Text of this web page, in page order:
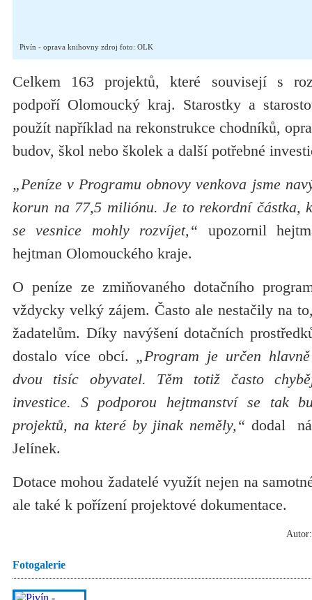
Pivín - oprava knihovny zdroj foto: OLK
Celkem 163 projektů, které souvisejí s
podpoří Olomoucký kraj. Starostky a
použít například na rekonstrukce chodníků,
budov, škol nebo školek a další potřebné
„Peníze v Programu obnovy venkova jsme
korun na 77,5 miliónu. Je to rekordní částka,
se vesnice mohly rozvíjet,“ upozornil
hejtman Olomouckého kraje.
O peníze ze zmiňovaného dotačního
vždycky velký zájem. Často ale nestačily na
žadatelům. Díky navýšení dotačních
dostalo více obcí. „Program je určen
dvou tisíc obyvatel. Těm totiž často
investice. S podporou hejtmanství se tak
projektů, na které by jinak neměly,“ dodal
Jelínek.
Dotace mohou žadatelé využít nejen na
ale také k pořízení projektové dokumentace.
Fotogalerie